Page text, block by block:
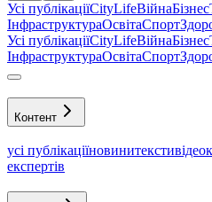
Усі публікаціїCityLifeВійнаБізнес
ІнфраструктураОсвітаСпорт
Усі публікаціїCityLifeВійнаБізнес
ІнфраструктураОсвітаСпорт
Контент
усі публікаціїновинитекстивідео
експертів